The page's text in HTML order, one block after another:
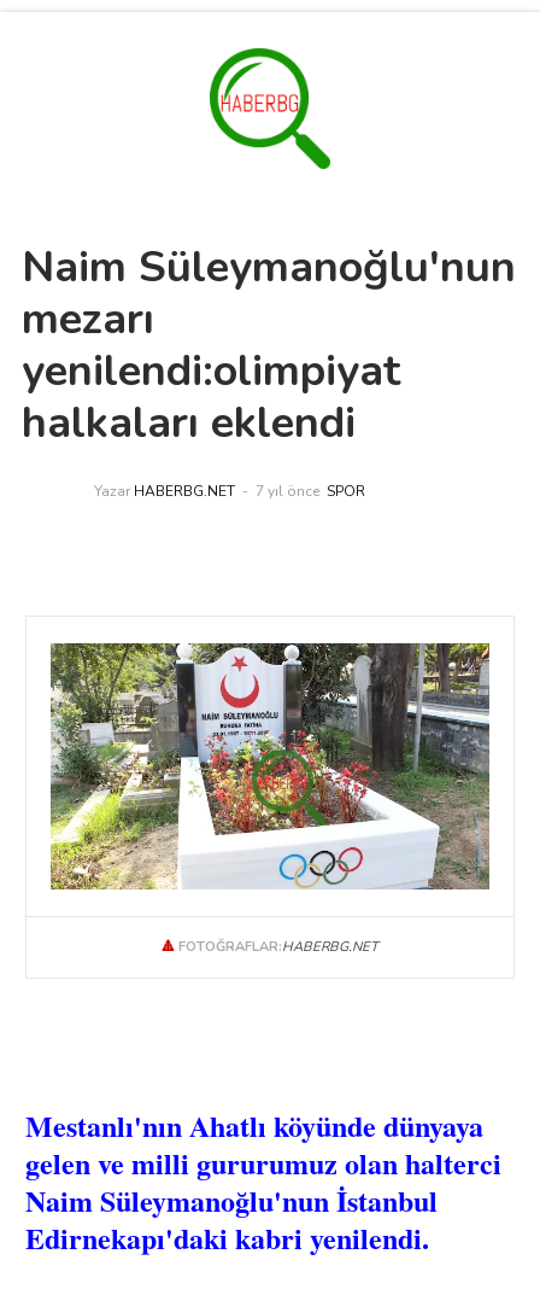
Naim Süleymanoğlu'nun
mezarı
yenilendi:olimpiyat
halkaları eklendi
Yazar HABERBG.NET 7 yıl önce SPOR
🔺FOTOĞRAFLAR:HABERBG.NET
Mestanlı'nın Ahatlı köyünde dünyaya
gelen ve milli gururumuz olan halterci
Naim Süleymanoğlu'nun İstanbul
Edirnekapı'daki kabri yenilendi.